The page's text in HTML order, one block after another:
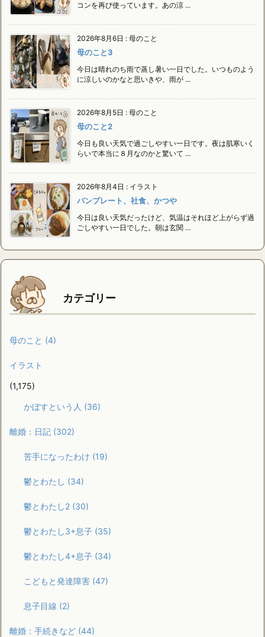
コンを再び使っています。あの涼 ...
2026年8月6日 : 母のこと
母のこと3
今日は晴れのち雨で蒸し暑い一日でした。いつものよう
に涼しいのかなと思いきや、雨が ...
2026年8月5日 : 母のこと
母のこと2
今日も良い天気で過ごしやすい一日です。夜は肌寒いく
らいで本当に８月なのかと驚いて ...
2026年8月4日 : イラスト
パンプレート、社食、かつや
今日は良い天気だったけど、気温はそれほど上がらず過
ごしやすい一日でした。朝は玄関 ...
カテゴリー
母のこと (4)
イラスト
(1,175)
かぼすという人 (36)
離婚：日記 (302)
苦手になったわけ (19)
鬱とわたし (34)
鬱とわたし2 (30)
鬱とわたし3+息子 (35)
鬱とわたし4+息子 (34)
こどもと発達障害 (47)
息子目線 (2)
離婚：手続きなど (44)